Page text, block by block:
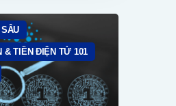
& TIỀN ĐIỆN TỬ 101